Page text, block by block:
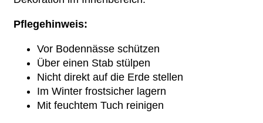
Pflegehinweis:
Vor Bodennässe schützen
Über einen Stab stülpen
Nicht direkt auf die Erde stellen
Im Winter frostsicher lagern
Mit feuchtem Tuch reinigen